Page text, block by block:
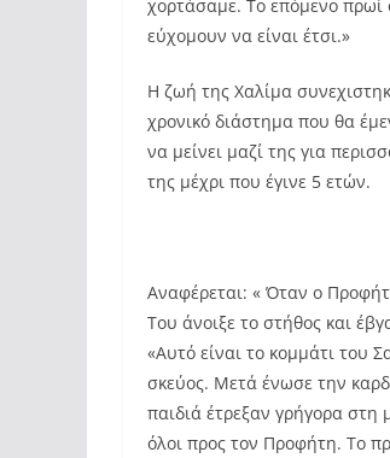
χορτάσαμε. Το επόμενο
εύχομουν να είναι έτσι.»
Η ζωή της Χαλίμα
χρονικό διάστημα που θα
να μείνει μαζί της για
της μέχρι που έγινε 5 ετών.
Αναφέρεται: « Όταν ο
Του άνοιξε το στήθος και
«Αυτό είναι το κομμάτι του
σκεύος. Μετά ένωσε την
παιδιά έτρεξαν γρήγορα
όλοι προς τον Προφήτη. Το